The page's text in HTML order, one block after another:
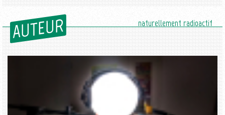
AUTEUR naturellement radioactif